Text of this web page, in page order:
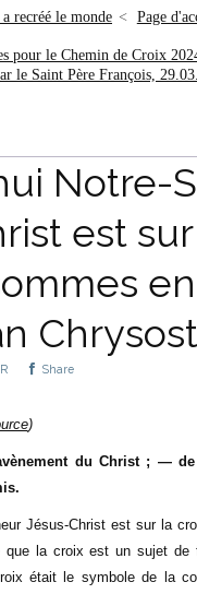
recréé le monde Page
pour le Chemin de Croix
le Saint Père François,
Notre-
est
Share
)
du Christ ; —
Jésus-Christ est sur la
que la croix est un sujet de
était le symbole de la